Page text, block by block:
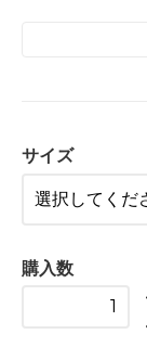
サイズ
購入数